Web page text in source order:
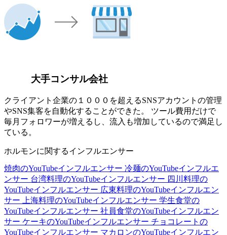
大手コンサル会社
クライアント企業の１０００を超えるSNSアカウントの管理
やSNS集客を自動化することができた。 ツール費用だけで
毎月フォロワーが増えるし、流入も増加しているので満足し
ている。
ホルモンに関するインフルエンサー
焼肉のYouTubeインフルエンサー 冷麺のYouTubeインフルエ
ンサー 台湾料理のYouTubeインフルエンサー 四川料理の
YouTubeインフルエンサー 広東料理のYouTubeインフルエン
サー
上海料理のYouTubeインフルエンサー 学生食堂の
YouTubeインフルエンサー 社員食堂のYouTubeインフルエン
サー ケーキのYouTubeインフルエンサー チョコレートの
YouTubeインフルエンサー マカロンのYouTubeインフルエン